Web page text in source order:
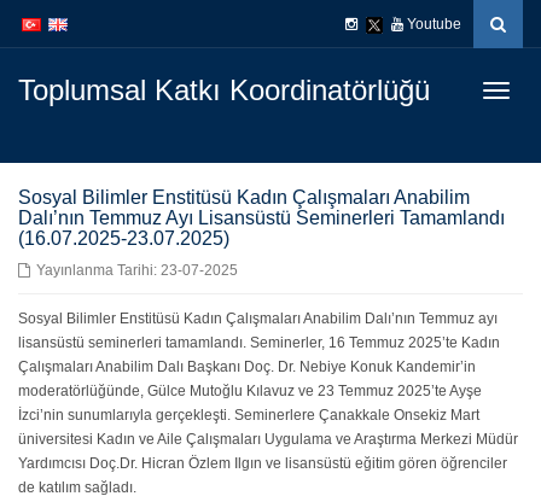
atla
atla
Youtube
Toplumsal Katkı Koordinatörlüğü
Sosyal Bilimler Enstitüsü Kadın Çalışmaları Anabilim
Dalı’nın Temmuz Ayı Lisansüstü Seminerleri Tamamlandı
(16.07.2025-23.07.2025)
Yayınlanma Tarihi: 23-07-2025
Sosyal Bilimler Enstitüsü Kadın Çalışmaları Anabilim Dalı’nın Temmuz ayı
lisansüstü seminerleri tamamlandı. Seminerler, 16 Temmuz 2025’te Kadın
Çalışmaları Anabilim Dalı Başkanı Doç. Dr. Nebiye Konuk Kandemir’in
moderatörlüğünde, Gülce Mutoğlu Kılavuz ve 23 Temmuz 2025’te Ayşe
İzci’nin sunumlarıyla gerçekleşti. Seminerlere Çanakkale Onsekiz Mart
üniversitesi Kadın ve Aile Çalışmaları Uygulama ve Araştırma Merkezi Müdür
Yardımcısı Doç.Dr. Hicran Özlem Ilgın ve lisansüstü eğitim gören öğrenciler
de katılım sağladı.